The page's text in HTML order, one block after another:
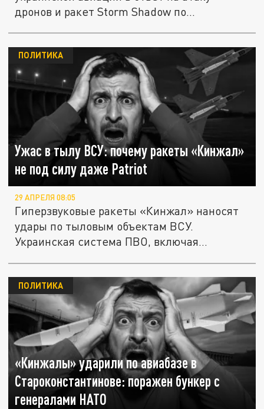
дронов и ракет Storm Shadow по...
Ужас в тылу ВСУ: почему ракеты «Кинжал»
не под силу даже Patriot
ПОЛИТИКА
29 АПРЕЛЯ 08:05
Гиперзвуковые ракеты «Кинжал» наносят
удары по тыловым объектам ВСУ.
Украинская система ПВО, включая
«Кинжалы» ударили по авиабазе в
Староконстантинове: поражен бункер с
генералами НАТО
ПОЛИТИКА